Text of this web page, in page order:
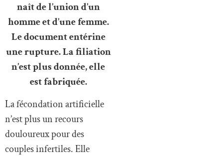
naît de l’union d’un
homme et d’une femme.
Le document entérine
une rupture. La filiation
n’est plus donnée, elle
est fabriquée.
La fécondation artificielle
n’est plus un recours
douloureux pour des
couples infertiles. Elle